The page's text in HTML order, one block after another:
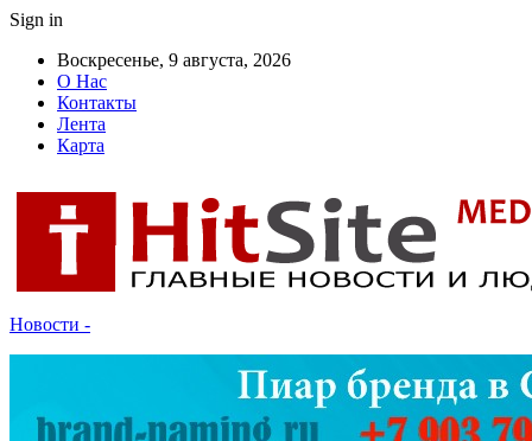
Sign in
Воскресенье, 9 августа, 2026
О Нас
Контакты
Лента
Карта
Новости -